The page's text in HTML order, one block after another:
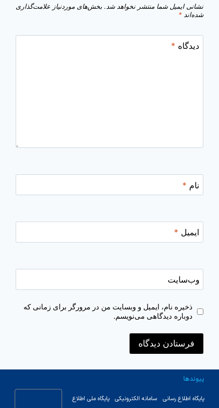
نشانی ایمیل شما منتشر نخواهد شد. بخش‌های موردنیاز علامت‌گذاری
شده‌اند *
دیدگاه *
نام *
ایمیل *
وب‌سایت
ذخیره نام، ایمیل و وبسایت من در مرورگر برای زمانی که
دوباره دیدگاهی می‌نویسم.
پیوندها
پایگاه اطلاع رسانی سامانه الکترونیکی پایگاه ملی اطلاع